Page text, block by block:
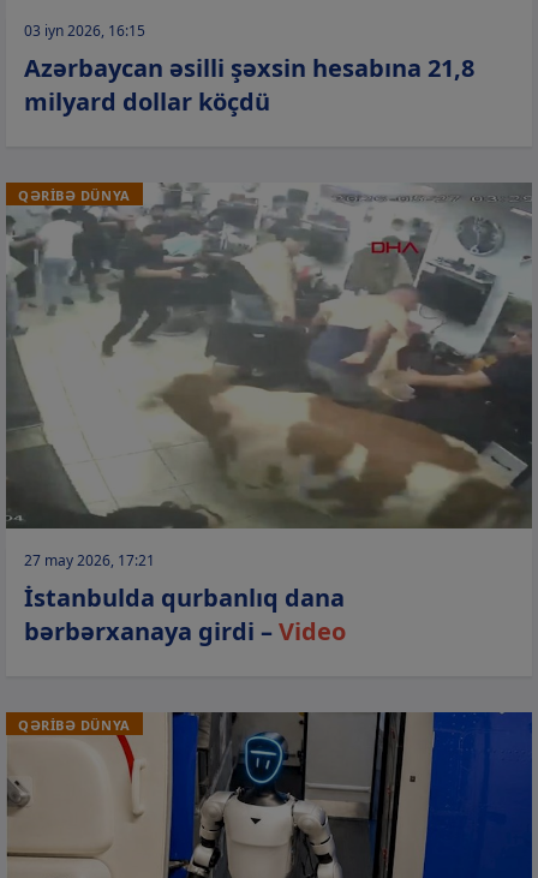
03 iyn 2026, 16:15
Azərbaycan əsilli şəxsin hesabına 21,8
milyard dollar köçdü
QƏRİBƏ DÜNYA
27 may 2026, 17:21
İstanbulda qurbanlıq dana
bərbərxanaya girdi –Video
QƏRİBƏ DÜNYA